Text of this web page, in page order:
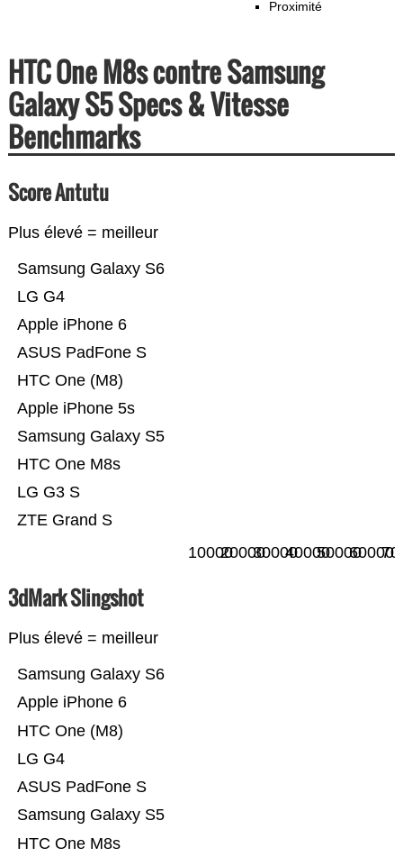
Proximité
HTC One M8s contre Samsung
Galaxy S5 Specs & Vitesse
Benchmarks
Score Antutu
Plus élevé = meilleur
ZTE Grand S
LG G3 S
HTC One M8s
Samsung Galaxy S5
Apple iPhone 5s
HTC One (M8)
ASUS PadFone S
Apple iPhone 6
LG G4
Samsung Galaxy S6
100002000030000400005000060000
3dMark Slingshot
Plus élevé = meilleur
HTC One M8s
Samsung Galaxy S5
ASUS PadFone S
LG G4
HTC One (M8)
Apple iPhone 6
Samsung Galaxy S6